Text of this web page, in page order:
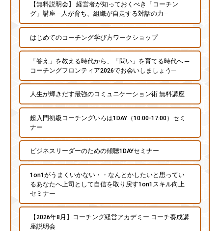
【無料説明会】 経営者が知っておくべき「コーチン
グ」講座 ─人が育ち、組織が自走する対話の力─
はじめてのコーチング学び方ワークショップ
「答え」を教える時代から、「問い」を育てる時代へ ─
コーチングフロンティア2026でお会いしましょう─
人生が輝きだす最強のコミュニケーション術 無料講座
超入門初級コーチングいろは1DAY（10:00-17:00）セミ
ナー
ビジネスリーダーのための傾聴1DAYセミナー
1on1がうまくいかない・・なんとかしたいと思ってい
るあなたへ上司として自信を取り戻す1on1スキル向上
セミナー
【2026年8月】コーチング経営アカデミー コーチ養成講
座説明会